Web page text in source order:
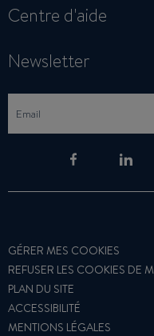
Centre d'aide
Newsletter
GÉRER MES COOKIES
REFUSER LES COOKIES DE
PLAN DU SITE
ACCESSIBILITÉ
MENTIONS LÉGALES